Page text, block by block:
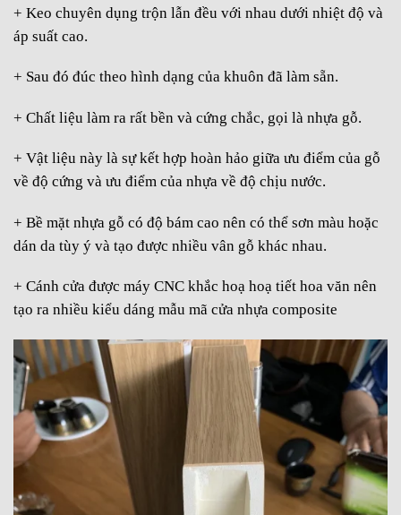
+ Keo chuyên dụng trộn lẫn đều với nhau dưới nhiệt độ và
áp suất cao.
+ Sau đó đúc theo hình dạng của khuôn đã làm sẵn.
+ Chất liệu làm ra rất bền và cứng chắc, gọi là nhựa gỗ.
+ Vật liệu này là sự kết hợp hoàn hảo giữa ưu điểm của gỗ
về độ cứng và ưu điểm của nhựa về độ chịu nước.
+ Bề mặt nhựa gỗ có độ bám cao nên có thể sơn màu hoặc
dán da tùy ý và tạo được nhiều vân gỗ khác nhau.
+ Cánh cửa được máy CNC khắc hoạ hoạ tiết hoa văn nên
tạo ra nhiều kiểu dáng mẫu mã cửa nhựa composite